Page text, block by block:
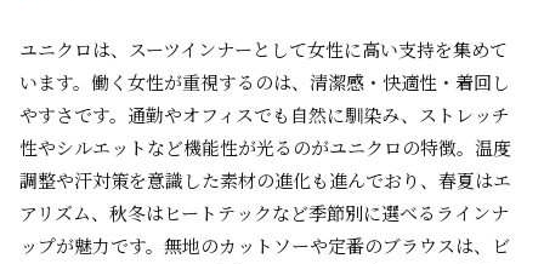
ユニクロは、スーツインナーとして女性に高い支持を集めて
います。働く女性が重視するのは、清潔感・快適性・着回し
やすさです。通勤やオフィスでも自然に馴染み、ストレッチ
性やシルエットなど機能性が光るのがユニクロの特徴。温度
調整や汗対策を意識した素材の進化も進んでおり、春夏はエ
アリズム、秋冬はヒートテックなど季節別に選べるラインナ
ップが魅力です。無地のカットソーや定番のブラウスは、ビ